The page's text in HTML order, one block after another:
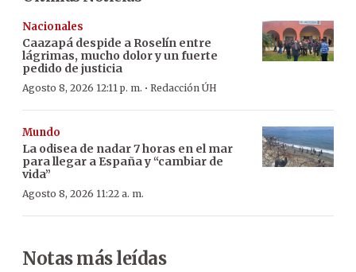
Nacionales
Caazapá despide a Roselín entre
lágrimas, mucho dolor y un fuerte
pedido de justicia
Agosto 8, 2026 12:11 p. m. · Redacción ÚH
Mundo
La odisea de nadar 7 horas en el mar
para llegar a España y “cambiar de
vida”
Agosto 8, 2026 11:22 a. m.
Notas más leídas